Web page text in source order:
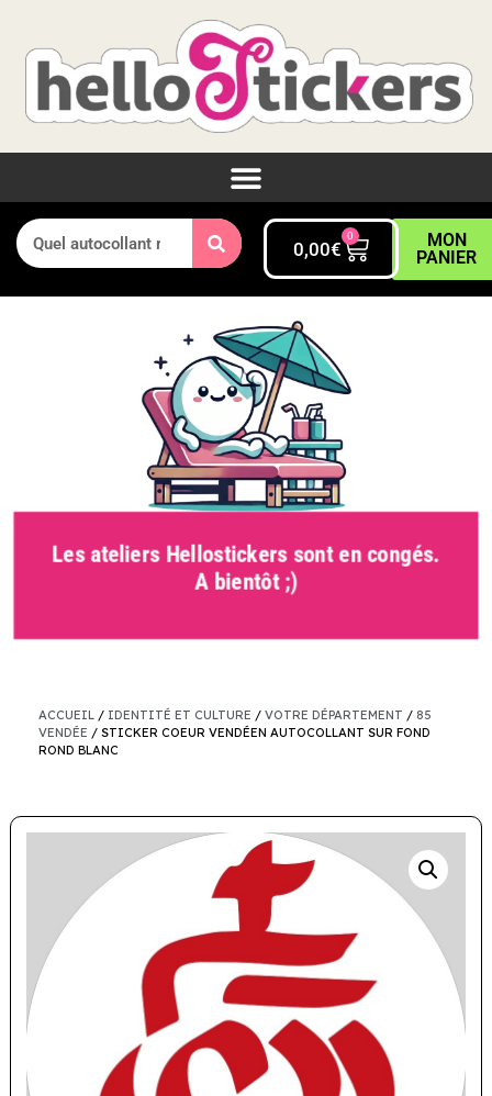
0,00€
0
MON
PANIER
Les ateliers Hellostickers sont en congés.
A bientôt ;)
ACCUEIL/ IDENTITÉ ET CULTURE / VOTRE DÉPARTEMENT / 85
VENDÉE / STICKER COEUR VENDÉEN AUTOCOLLANT SUR FOND
ROND BLANC